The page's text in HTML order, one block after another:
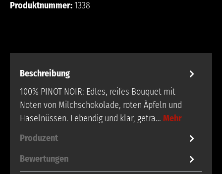
Produktnummer:1338
Beschreibung
100% PINOT NOIR: Edles, reifes Bouquet mit
Noten von Milchschokolade, roten Äpfeln und
Haselnüssen. Lebendig und klar, getra… Mehr
Produzent
Bewertungen